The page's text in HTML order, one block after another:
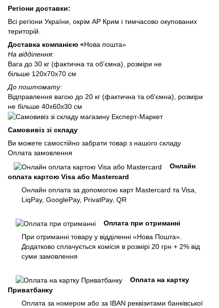
Регіони доставки:
Всі регіони України, окрім АР Крим і тимчасово окупованих
територій.
Доставка компанією «Нова пошта»
На відділення:
Вага до 30 кг (фактична та об'ємна), розміри не
більше 120х70х70 см
До поштомату:
Відправлення вагою до 20 кг (фактична та об'ємна), розміри
не більше 40х60х30 см
Самовивіз зі складу
Ви можете самостійно забрати товар з нашого складу
Оплата замовлення
Онлайн
оплата картою Visa або Mastercard
Онлайн оплата за допомогою карт Mastercard та Visa,
LiqPay, GooglePay, PrivatPay, QR
Оплата при отриманні
При отриманні товару у відділенні «Нова Пошта».
Додатково сплачується комісія в розмірі 20 грн + 2% від
суми замовлення
Оплата на картку
Приватбанку
Оплата за номером або за IBAN реквізитами банківської